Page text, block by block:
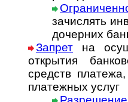
за­чис­лять
дочер­них
Запрет на
открытия
средств
плате­жных услуг